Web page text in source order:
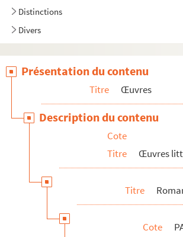
Distinctions
Divers
Présentation du contenu
Titre Œuvres
Description du contenu
Cote
Titre
Œuvres
Titre
Cote